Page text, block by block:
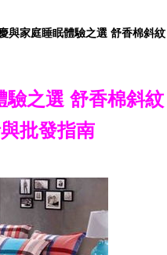
與家庭睡眠體驗之選 舒香棉斜紋
驗之選 舒香棉斜紋
批發指南